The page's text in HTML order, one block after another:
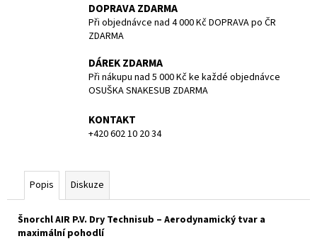
DOPRAVA ZDARMA
Při objednávce nad 4 000 Kč DOPRAVA po ČR
ZDARMA
DÁREK ZDARMA
Při nákupu nad 5 000 Kč ke každé objednávce
OSUŠKA SNAKESUB ZDARMA
KONTAKT
+420 602 10 20 34
Popis Diskuze
Šnorchl AIR P.V. Dry Technisub – Aerodynamický tvar a
maximální pohodlí